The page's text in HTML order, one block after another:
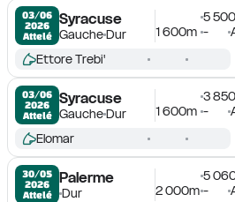
03/06
2026
Attelé
Syracuse
GaucheDur
5
1 600m -
Ettore Trebi'
03/06
2026
Attelé
Syracuse
GaucheDur
3
1 600m -
Elomar
30/05
2026
Attelé
Palerme
Dur
5
2 000m -